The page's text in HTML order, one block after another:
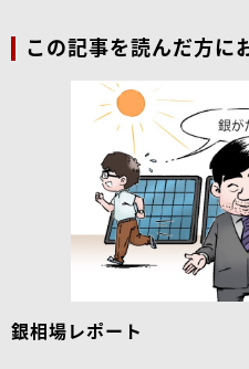
この記事を読んだ方に
銀相場レポート